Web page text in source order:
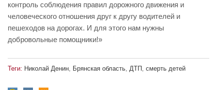
контроль соблюдения правил дорожного движения и
человеческого отношения друг к другу водителей и
пешеходов на дорогах. И для этого нам нужны
добровольные помощники!»
Теги: Николай Денин Брянская область ДТП смерть детей